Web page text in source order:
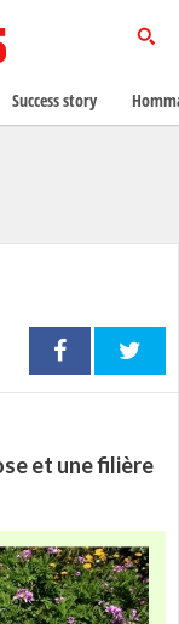
et une filière
Success story